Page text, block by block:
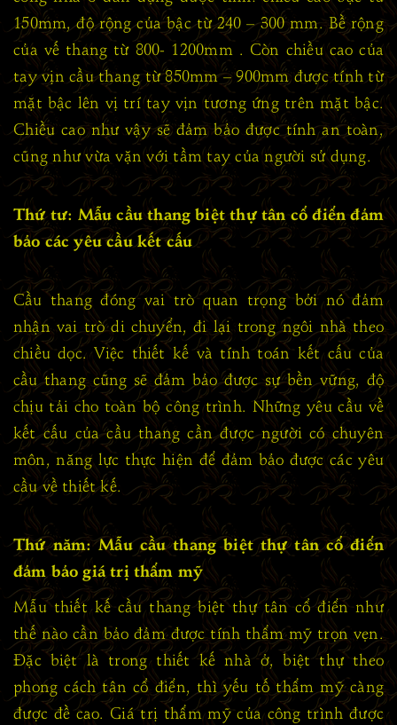
150mm, độ rộng của bậc từ 240 – 300 mm. Bề rộng
của vế thang từ 800- 1200mm . Còn chiều cao của
tay vịn cầu thang từ 850mm – 900mm được tính từ
mặt bậc lên vị trí tay vịn tương ứng trên mặt bậc.
Chiều cao như vậy sẽ đảm bảo được tính an toàn,
cũng như vừa vặn với tầm tay của người sử dụng.
Thứ tư: Mẫu cầu thang biệt thự tân cổ điển đảm
bảo các yêu cầu kết cấu
Cầu thang đóng vai trò quan trọng bởi nó đảm
nhận vai trò di chuyển, đi lại trong ngôi nhà theo
chiều dọc. Việc thiết kế và tính toán kết cấu của
cầu thang cũng sẽ đảm bảo được sự bền vững, độ
chịu tải cho toàn bộ công trình. Những yêu cầu về
kết cấu của cầu thang cần được người có chuyên
môn, năng lực thực hiện để đảm bảo được các yêu
cầu về thiết kế.
Thứ năm: Mẫu cầu thang biệt thự tân cổ điển
đảm bảo giá trị thẩm mỹ
Mẫu thiết kế cầu thang biệt thự tân cổ điển như
thế nào cần bảo đảm được tính thẩm mỹ trọn vẹn.
Đặc biệt là trong thiết kế nhà ở, biệt thự theo
phong cách tân cổ điển, thì yếu tố thẩm mỹ càng
được đề cao. Giá trị thẩm mỹ của công trình được